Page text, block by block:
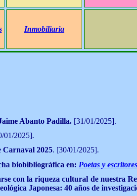
Inmobiliaria
Abanto Padilla. [31/01/2025].
01/2025].
Carnaval 2025. [30/01/2025].
biobibliográfica en: Poetas y
con la riqueza cultural de nuestra
Japonesa: 40 años de